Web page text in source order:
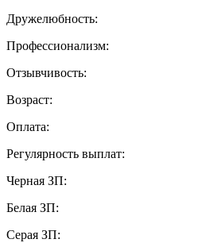
Дружелюбность:
Профессионализм:
Отзывчивость:
Возраст:
Оплата:
Регулярность выплат:
Черная ЗП:
Белая ЗП:
Серая ЗП: